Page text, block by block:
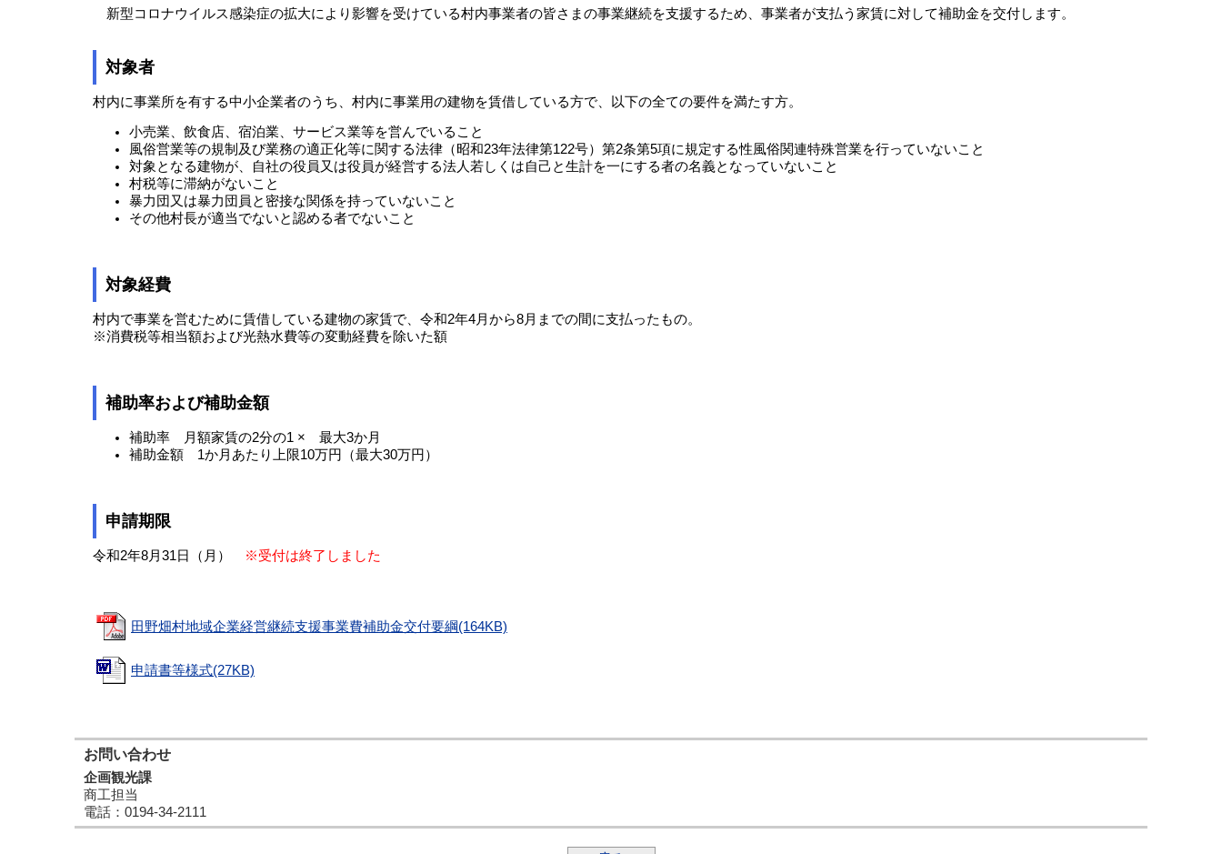
新型コロナウイルス感染症の拡大により影響を受けている村内事業者の皆さまの事業継続を支援するため、事業者が支払う家賃に対して補助金を交付します。
対象者
村内に事業所を有する中小企業者のうち、村内に事業用の建物を賃借している方で、以下の全ての要件を満たす方。
小売業、飲食店、宿泊業、サービス業等を営んでいること
風俗営業等の規制及び業務の適正化等に関する法律（昭和23年法律第122号）第2条第5項に規定する性風俗関連特殊営業を行っていないこと
対象となる建物が、自社の役員又は役員が経営する法人若しくは自己と生計を一にする者の名義となっていないこと
村税等に滞納がないこと
暴力団又は暴力団員と密接な関係を持っていないこと
その他村長が適当でないと認める者でないこと
対象経費
村内で事業を営むために賃借している建物の家賃で、令和2年4月から8月までの間に支払ったもの。
※消費税等相当額および光熱水費等の変動経費を除いた額
補助率および補助金額
補助率 月額家賃の2分の1 × 最大3か月
補助金額 1か月あたり上限10万円（最大30万円）
申請期限
令和2年8月31日（月） ※受付は終了しました
田野畑村地域企業経営継続支援事業費補助金交付要綱(164KB)
申請書等様式(27KB)
お問い合わせ
企画観光課
商工担当
電話 ：0194-34-2111